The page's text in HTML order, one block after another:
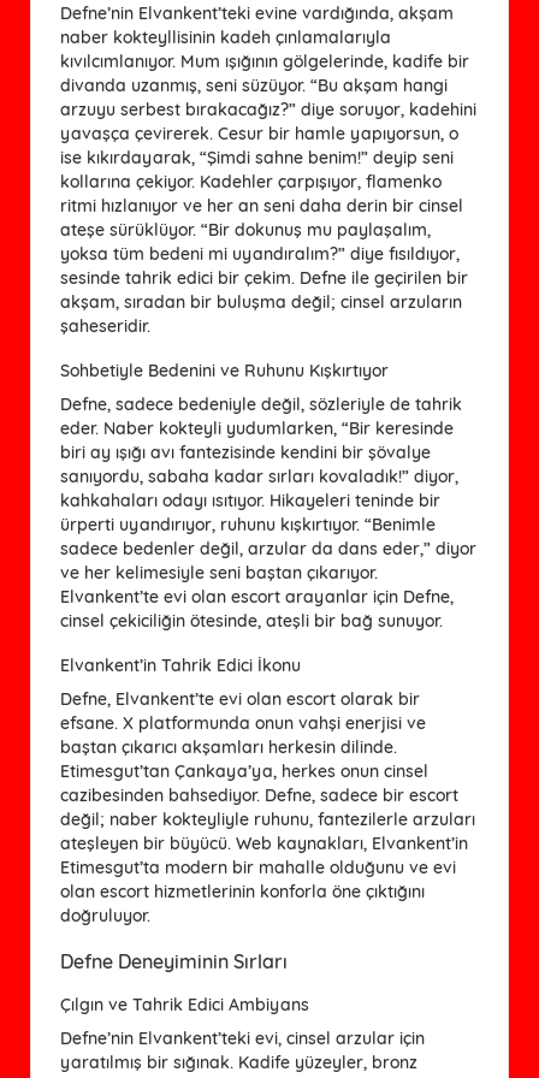
Defne’nin Elvankent’teki evine vardığında, akşam
naber kokteyllisinin kadeh çınlamalarıyla
kıvılcımlanıyor. Mum ışığının gölgelerinde, kadife bir
divanda uzanmış, seni süzüyor. “Bu akşam hangi
arzuyu serbest bırakacağız?” diye soruyor, kadehini
yavaşça çevirerek. Cesur bir hamle yapıyorsun, o
ise kıkırdayarak, “Şimdi sahne benim!” deyip seni
kollarına çekiyor. Kadehler çarpışıyor, flamenko
ritmi hızlanıyor ve her an seni daha derin bir cinsel
ateşe sürüklüyor. “Bir dokunuş mu paylaşalım,
yoksa tüm bedeni mi uyandıralım?” diye fısıldıyor,
sesinde tahrik edici bir çekim. Defne ile geçirilen bir
akşam, sıradan bir buluşma değil; cinsel arzuların
şaheseridir.
Sohbetiyle Bedenini ve Ruhunu Kışkırtıyor
Defne, sadece bedeniyle değil, sözleriyle de tahrik
eder. Naber kokteyli yudumlarken, “Bir keresinde
biri ay ışığı avı fantezisinde kendini bir şövalye
sanıyordu, sabaha kadar sırları kovaladık!” diyor,
kahkahaları odayı ısıtıyor. Hikayeleri teninde bir
ürperti uyandırıyor, ruhunu kışkırtıyor. “Benimle
sadece bedenler değil, arzular da dans eder,” diyor
ve her kelimesiyle seni baştan çıkarıyor.
Elvankent’te evi olan escort arayanlar için Defne,
cinsel çekiciliğin ötesinde, ateşli bir bağ sunuyor.
Elvankent’in Tahrik Edici İkonu
Defne, Elvankent’te evi olan escort olarak bir
efsane. X platformunda onun vahşi enerjisi ve
baştan çıkarıcı akşamları herkesin dilinde.
Etimesgut’tan Çankaya’ya, herkes onun cinsel
cazibesinden bahsediyor. Defne, sadece bir escort
değil; naber kokteyliyle ruhunu, fantezilerle arzuları
ateşleyen bir büyücü. Web kaynakları, Elvankent’in
Etimesgut’ta modern bir mahalle olduğunu ve evi
olan escort hizmetlerinin konforla öne çıktığını
doğruluyor.
Defne Deneyiminin Sırları
Çılgın ve Tahrik Edici Ambiyans
Defne’nin Elvankent’teki evi, cinsel arzular için
yaratılmış bir sığınak. Kadife yüzeyler, bronz